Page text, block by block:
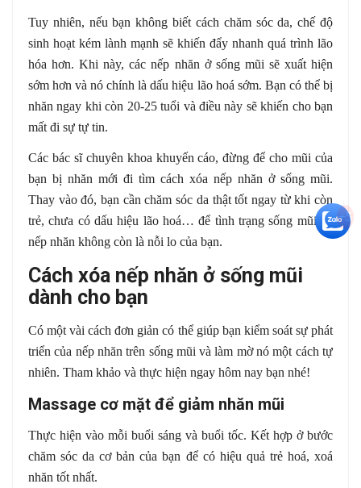
Tuy nhiên, nếu bạn không biết cách chăm sóc da, chế độ
sinh hoạt kém lành mạnh sẽ khiến đẩy nhanh quá trình lão
hóa hơn. Khi này, các nếp nhăn ở sống mũi sẽ xuất hiện
sớm hơn và nó chính là dấu hiệu lão hoá sớm. Bạn có thể bị
nhăn ngay khi còn 20-25 tuổi và điều này sẽ khiến cho bạn
mất đi sự tự tin.
Các bác sĩ chuyên khoa khuyến cáo, đừng để cho mũi của
bạn bị nhăn mới đi tìm cách xóa nếp nhăn ở sống mũi.
Thay vào đó, bạn cần chăm sóc da thật tốt ngay từ khi còn
trẻ, chưa có dấu hiệu lão hoá… để tình trạng sống mũi có
nếp nhăn không còn là nỗi lo của bạn.
Cách xóa nếp nhăn ở sống mũi
dành cho bạn
Có một vài cách đơn giản có thể giúp bạn kiểm soát sự phát
triển của nếp nhăn trên sống mũi và làm mờ nó một cách tự
nhiên. Tham khảo và thực hiện ngay hôm nay bạn nhé!
Massage cơ mặt để giảm nhăn mũi
Thực hiện vào mỗi buổi sáng và buổi tốc. Kết hợp ở bước
chăm sóc da cơ bản của bạn để có hiệu quả trẻ hoá, xoá
nhăn tốt nhất.
+5